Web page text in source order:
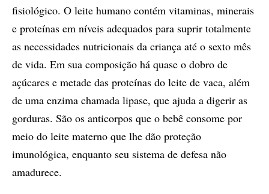
fisiológico. O leite humano contém vitaminas, minerais
e proteínas em níveis adequados para suprir totalmente
as necessidades nutricionais da criança até o sexto mês
de vida. Em sua composição há quase o dobro de
açúcares e metade das proteínas do leite de vaca, além
de uma enzima chamada lipase, que ajuda a digerir as
gorduras. São os anticorpos que o bebê consome por
meio do leite materno que lhe dão proteção
imunológica, enquanto seu sistema de defesa não
amadurece.